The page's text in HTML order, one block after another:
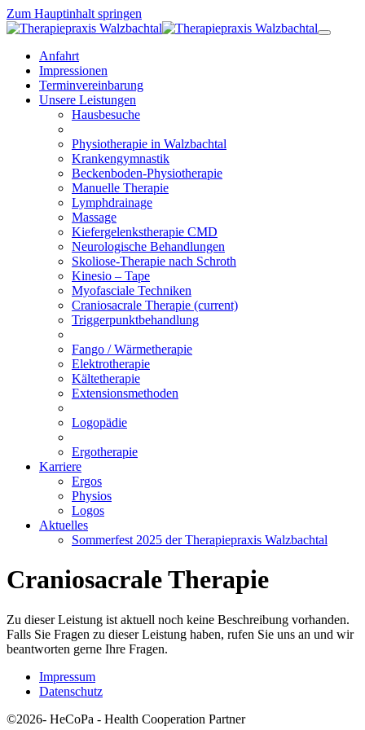
Zum Hauptinhalt springen
Anfahrt
Impressionen
Terminvereinbarung
Unsere Leistungen
Hausbesuche
Physiotherapie in Walzbachtal
Krankengymnastik
Beckenboden-Physiotherapie
Manuelle Therapie
Lymphdrainage
Massage
Kiefergelenkstherapie CMD
Neurologische Behandlungen
Skoliose-Therapie nach Schroth
Kinesio – Tape
Myofasciale Techniken
Craniosacrale Therapie (current)
Triggerpunktbehandlung
Fango / Wärmetherapie
Elektrotherapie
Kältetherapie
Extensionsmethoden
Logopädie
Ergotherapie
Karriere
Ergos
Physios
Logos
Aktuelles
Sommerfest 2025 der Therapiepraxis Walzbachtal
Craniosacrale Therapie
Zu dieser Leistung ist aktuell noch keine Beschreibung vorhanden.
Falls Sie Fragen zu dieser Leistung haben, rufen Sie uns an und wir
beantworten gerne Ihre Fragen.
Impressum
Datenschutz
©2026- HeCoPa - Health Cooperation Partner